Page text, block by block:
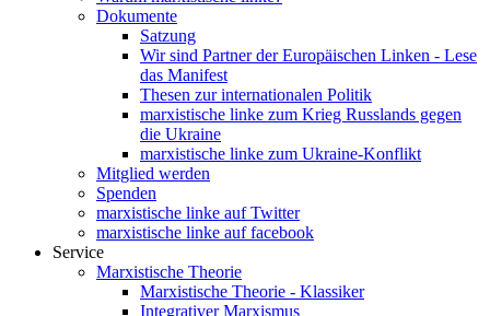
Dokumente
Satzung
Wir sind Partner der Europäischen Linken - Lese
das Manifest
Thesen zur internationalen Politik
marxistische linke zum Krieg Russlands gegen
die Ukraine
marxistische linke zum Ukraine-Konflikt
Mitglied werden
Spenden
marxistische linke auf Twitter
marxistische linke auf facebook
Service
Marxistische Theorie
Marxistische Theorie - Klassiker
Integrativer Marxismus